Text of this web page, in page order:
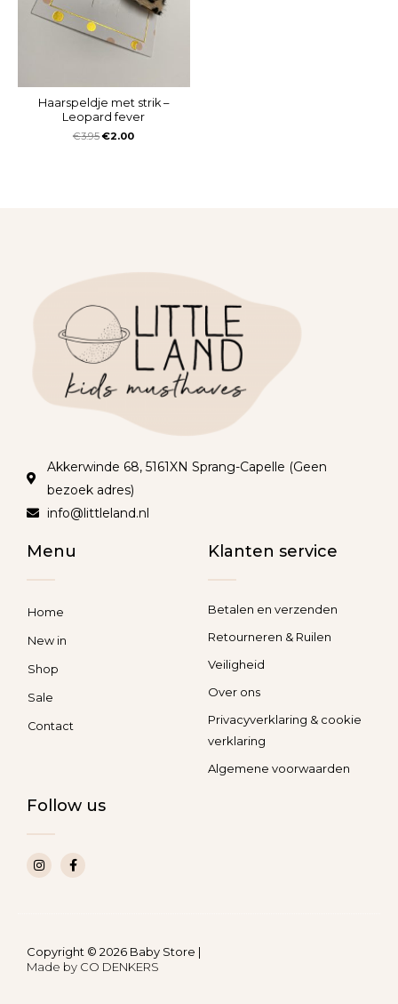
Haarspeldje met strik –
Leopard fever
€3.95 €2.00
Akkerwinde 68, 5161XN Sprang-Capelle (Geen
bezoek adres)
info@littleland.nl
Menu
Home
New in
Shop
Sale
Contact
Klanten service
Betalen en verzenden
Retourneren & Ruilen
Veiligheid
Over ons
Privacyverklaring & cookie
verklaring
Algemene voorwaarden
Follow us
I
n
s
m
F
a
c
k
-
f
Copyright © 2026 Baby Store |
Made by CO DENKERS​​